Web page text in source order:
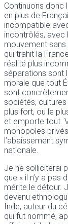
Continuons donc
en plus de
incompatible
incontrôlés, avec
mouvement sans
qui trahit la
réalité plus
séparations sont
morale que tout
sont
sociétés,
plus fort, ou le
et emporte tout.
monopoles
l’abaissement
nationale.
Je ne solliciterai
que « il n’y a pas
mérite le détour.
devenu
Inde, auteur du
qui fut nommé,